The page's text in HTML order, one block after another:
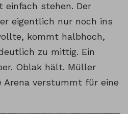
einfach stehen. Der
eigentlich nur noch ins
kommt halbhoch,
zu mittig. Ein
Oblak hält. Müller
Arena verstummt für eine